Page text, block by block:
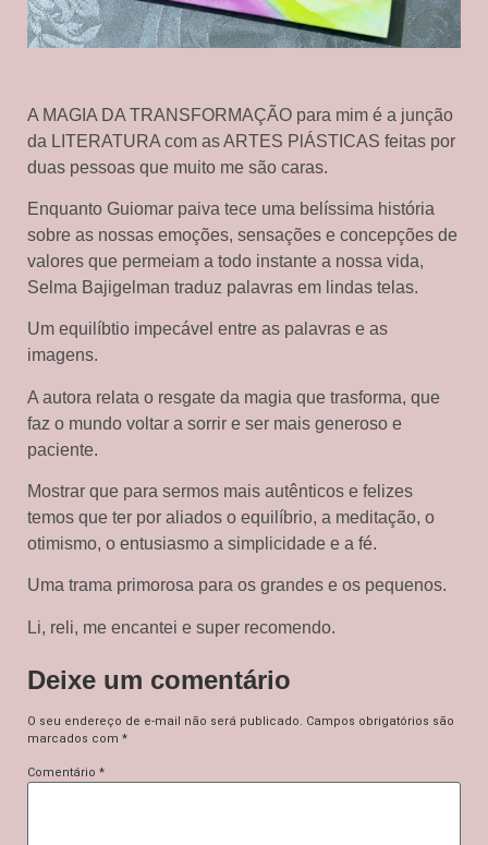
A MAGIA DA TRANSFORMAÇÃO para mim é a junção
da LITERATURA com as ARTES PlÁSTICAS feitas por
duas pessoas que muito me são caras.
Enquanto Guiomar paiva tece uma belíssima história
sobre as nossas emoções, sensações e concepções de
valores que permeiam a todo instante a nossa vida,
Selma Bajigelman traduz palavras em lindas telas.
Um equilíbtio impecável entre as palavras e as
imagens.
A autora relata o resgate da magia que trasforma, que
faz o mundo voltar a sorrir e ser mais generoso e
paciente.
Mostrar que para sermos mais autênticos e felizes
temos que ter por aliados o equilíbrio, a meditação, o
otimismo, o entusiasmo a simplicidade e a fé.
Uma trama primorosa para os grandes e os pequenos.
Li, reli, me encantei e super recomendo.
Deixe um comentário
O seu endereço de e-mail não será publicado. Campos obrigatórios são
marcados com *
Comentário *